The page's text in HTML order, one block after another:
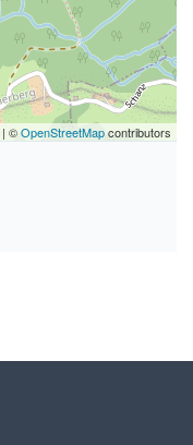
| ©OpenStreetMapcontributors